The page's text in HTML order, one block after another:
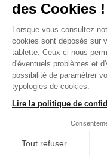
des Cookies !
Lorsque vous consultez
cookies sont déposés sur
tablette. Ceux-ci nous
d'éventuels problèmes et
possibilité de paramétrer
typologies de cookies.
Lire la politique de
Tout refuser